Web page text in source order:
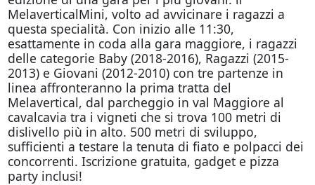
MelaverticalMini, volto ad avvicinare i ragazzi a
questa specialità. Con inizio alle 11:30,
esattamente in coda alla gara maggiore, i ragazzi
delle categorie Baby (2018-2016), Ragazzi (2015-
2013) e Giovani (2012-2010) con tre partenze in
linea affronteranno la prima tratta del
Melavertical, dal parcheggio in val Maggiore al
cavalcavia tra i vigneti che si trova 100 metri di
dislivello più in alto. 500 metri di sviluppo,
sufficienti a testare la tenuta di fiato e polpacci dei
concorrenti. Iscrizione gratuita, gadget e pizza
party inclusi!